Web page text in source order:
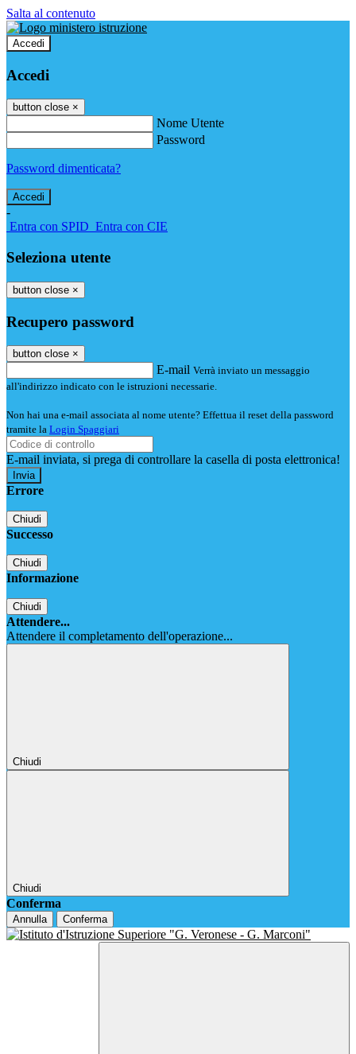
Salta al contenuto
Accedi
Accedi
button close ×
Nome Utente
Password
Password dimenticata?
-
Entra con SPID Entra con CIE
Seleziona utente
button close ×
Recupero password
button close ×
E-mail Verrà inviato un messaggio
all'indirizzo indicato con le istruzioni necessarie.
Non hai una e-mail associata al nome utente? Effettua il reset della password
tramite la Login Spaggiari
E-mail inviata, si prega di controllare la casella di posta elettronica!
Errore
Chiudi
Successo
Chiudi
Informazione
Chiudi
Attendere...
Attendere il completamento dell'operazione...
Chiudi
Chiudi
Conferma
Annulla Conferma